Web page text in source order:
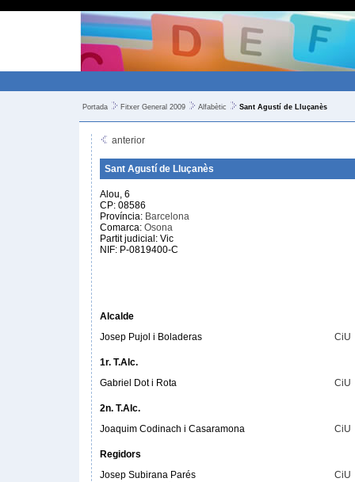
Portada Fitxer General 2009 Alfabètic Sant Agustí de Lluçanès
anterior
Sant Agustí de Lluçanès
Alou, 6
CP: 08586
Província: Barcelona
Comarca: Osona
Partit judicial: Vic
NIF: P-0819400-C
Alcalde
Josep Pujol i Boladeras
CiU
1r. T.Alc.
Gabriel Dot i Rota
CiU
2n. T.Alc.
Joaquim Codinach i Casaramona
CiU
Regidors
Josep Subirana Parés
CiU